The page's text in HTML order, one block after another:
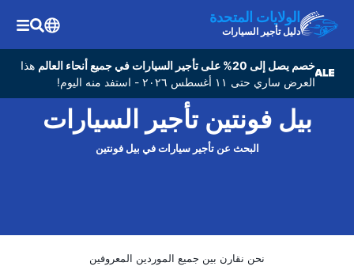
الولايات المتحدة
دليل تأجير السيارات
خصم يصل إلى 20% على تأجير السيارات في جميع أنحاء العالم
هذا
العرض ساري حتى ١١ أغسطس ٢٠٢٦ - استفد منه اليوم!
بيل فونتين تأجير السيارات
البحث عن تأجير سيارات في بيل فونتين
نحن نقارن بين جميع الموردين المعروفين